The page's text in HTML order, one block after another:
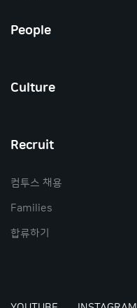
People
Culture
Recruit
컴투스 채용
Families
합류하기